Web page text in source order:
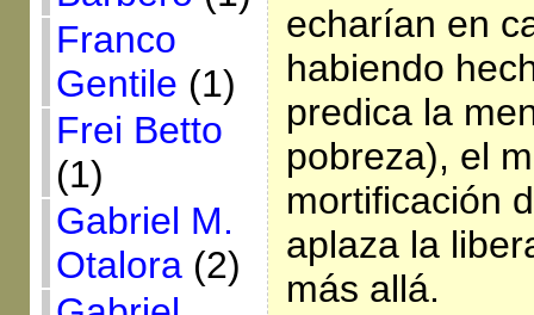
Franco
Gentile (1)
Frei Betto
(1)
Gabriel M.
Otalora(2)
echarían en
habiendo
predica la
pobreza), el
mortificación
aplaza la
más allá.